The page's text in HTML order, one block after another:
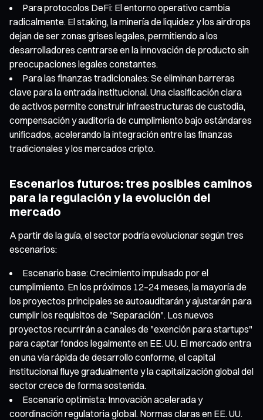
Para protocolos DeFi: El entorno operativo cambia
radicalmente. El staking, la minería de liquidez y los airdrops
dejan de ser zonas grises legales, permitiendo a los
desarrolladores centrarse en la innovación de producto sin
preocupaciones legales constantes.
Para las finanzas tradicionales: Se eliminan barreras
clave para la entrada institucional. Una clasificación clara
de activos permite construir infraestructuras de custodia,
compensación y auditoría de cumplimiento bajo estándares
unificados, acelerando la integración entre las finanzas
tradicionales y los mercados cripto.
Escenarios futuros: tres posibles caminos
para la regulación y la evolución del
mercado
A partir de la guía, el sector podría evolucionar según tres
escenarios:
Escenario base: Crecimiento impulsado por el
cumplimiento. En los próximos 12–24 meses, la mayoría de
los proyectos principales se autoauditarán y ajustarán para
cumplir los requisitos de "Separación". Los nuevos
proyectos recurrirán a canales de "exención para startups"
para captar fondos legalmente en EE. UU. El mercado entra
en una vía rápida de desarrollo conforme, el capital
institucional fluye gradualmente y la capitalización global del
sector crece de forma sostenida.
Escenario optimista: Innovación acelerada y
coordinación regulatoria global. Normas claras en EE. UU.